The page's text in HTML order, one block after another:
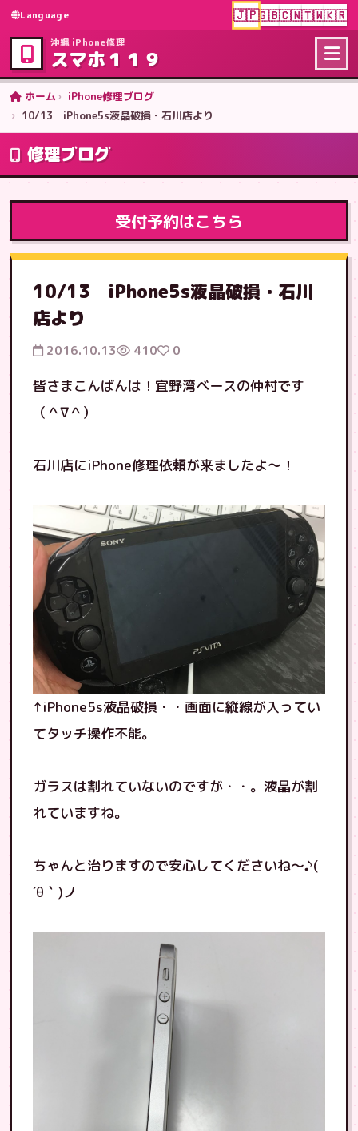
Language 🇯🇵🇬🇧🇨🇳🇹🇼🇰🇷
沖縄 iPhone修理
スマホ１１９
ホーム
iPhone修理ブログ
10/13 iPhone5s液晶破損・石川店より
修理ブログ
受付予約はこちら
10/13 iPhone5s液晶破損・石川
店より
2016.10.13 410 0
皆さまこんばんは！宜野湾ベースの仲村です
（＾∇＾）
石川店にiPhone修理依頼が来ましたよ〜！
↑iPhone5s液晶破損・・画面に縦線が入ってい
てタッチ操作不能。
ガラスは割れていないのですが・・。液晶が割
れていますね。
ちゃんと治りますので安心してくださいね〜♪(
´θ｀)ノ